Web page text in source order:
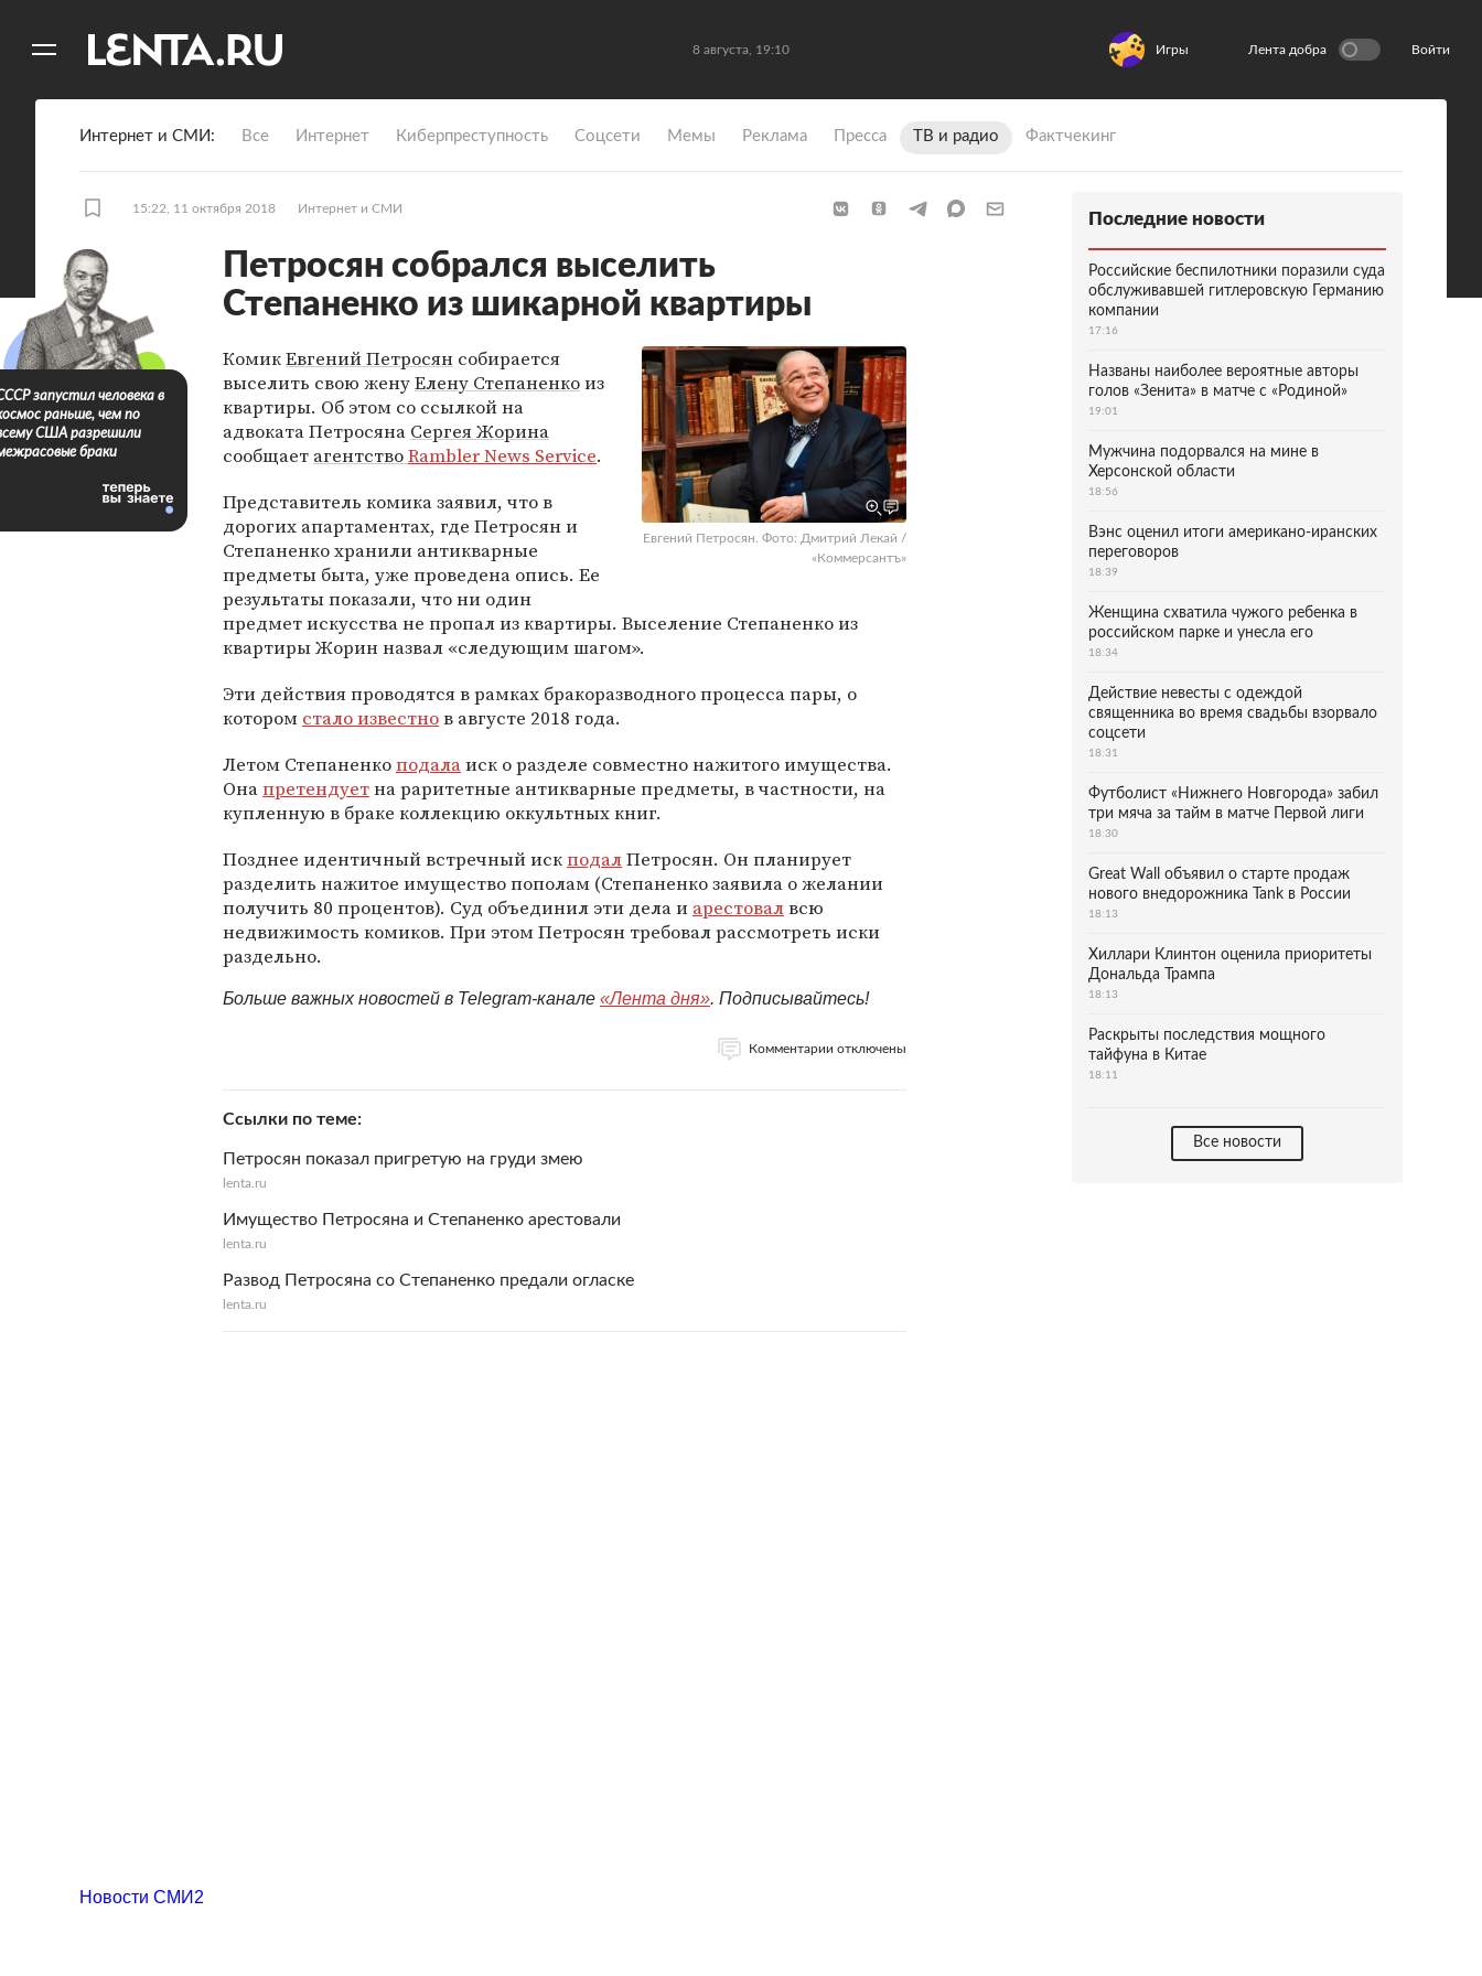
8 августа, 19:10 Игры Лента добра Войти
Интернет и СМИ Все Интернет Киберпреступность Coцсети Мемы Реклама Пресса ТВ и радио Фактчекинг
15:22, 11 октября 2018 Интернет и СМИ
Петросян собрался выселить
Степаненко из шикарной квартиры
Евгений Петросян. Фото: Дмитрий Лекай /
«Коммерсантъ»
КомикЕвгений Петросян собирается
выселить свою женуЕлену Степаненкоиз
квартиры. Об этом со ссылкой на
адвоката Петросяна Сергея Жорина
сообщает агентствоRambler News Service.
Представитель комика заявил, что в
дорогих апартаментах, где Петросян и
Степаненко хранили антикварные
предметы быта, уже проведена опись. Ее
результаты показали, что ни один
предмет искусства не пропал из квартиры. Выселение Степаненко из
квартиры Жорин назвал «следующим шагом».
Эти действия проводятся в рамках бракоразводного процесса пары, о
котором стало известнов августе 2018 года.
Летом Степаненкоподалаиск о разделе совместно нажитого имущества.
Онапретендуетна раритетные антикварные предметы, в частности, на
купленную в браке коллекцию оккультных книг.
Позднее идентичный встречный искподалПетросян. Он планирует
разделить нажитое имущество пополам (Степаненко заявила о желании
получить 80 процентов). Суд объединил эти дела и арестовалвсю
недвижимость комиков. При этом Петросян требовал рассмотреть иски
раздельно.
Больше важных новостей в Telegram-канале «Лента дня». Подписывайтесь!
Комментарии отключены
Ссылки по теме
Петросян показал пригретую на груди змею
lenta.ru
Имущество Петросяна и Степаненко арестовали
lenta.ru
Развод Петросяна со Степаненко предали огласке
lenta.ru
запустил человека в
раньше, чем по
США разрешили
браки
Последние новости
Российские беспилотники поразили суда
обслуживавшей гитлеровскую Германию
компании
17:16
Названы наиболее вероятные авторы
голов «Зенита» в матче с «Родиной»
19:01
Мужчина подорвался на мине в
Херсонской области
18:56
Вэнс оценил итоги американо-иранских
переговоров
18:39
Женщина схватила чужого ребенка в
российском парке и унесла его
18:34
Действие невесты с одеждой
священника во время свадьбы взорвало
соцсети
18:31
Футболист «Нижнего Новгорода» забил
три мяча за тайм в матче Первой лиги
18:30
Great Wall объявил о старте продаж
нового внедорожника Tank в России
18:13
Хиллари Клинтон оценила приоритеты
Дональда Трампа
18:13
Раскрыты последствия мощного
тайфуна в Китае
18:11
Все новости
Новости СМИ2